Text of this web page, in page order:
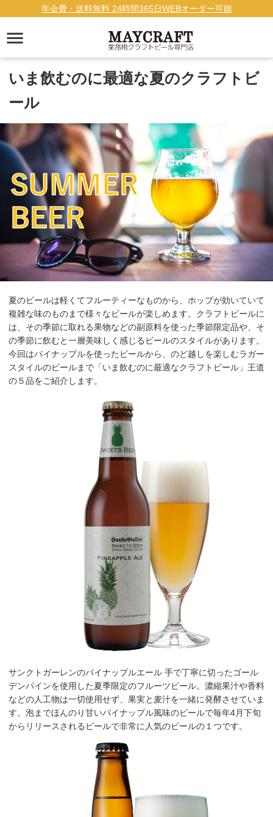
年会費・送料無料 24時間365日WEBオーダー可能
いま飲むのに最適な夏のクラフトビ
ール
夏のビールは軽くてフルーティーなものから、ホップが効いていて
複雑な味のものまで様々なビールが楽しめます。クラフトビールに
は、その季節に取れる果物などの副原料を使った季節限定品や、そ
の季節に飲むと一層美味しく感じるビールのスタイルがあります。
今回はパイナップルを使ったビールから、のど越しを楽しむラガー
スタイルのビールまで「いま飲むのに最適なクラフトビール」王道
の５品をご紹介します。
サンクトガーレンのパイナップルエール 手で丁寧に切ったゴール
デンパインを使用した夏季限定のフルーツビール。濃縮果汁や香料
などの人工物は一切使用せず、果実と麦汁を一緒に発酵させていま
す。泡までほんのり甘いパイナップル風味のビールで毎年4月下旬
からリリースされるビールで非常に人気のビールの１つです。